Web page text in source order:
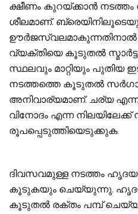
ക്ഷീണം കുറയ്ക്കാന്‍
ശീലമാണ്.
ഊര്‍ജസ്വലമാകുന്നതിനാല്‍
വ്യക്തിയെ കൂടുതല്‍
സ്ഥലവും മാറ്റിയും പുതിയ
നടത്തത്തെ കൂടുതല്‍
അനിവാര്യമാണ്. ചര്യ എന്ന
വിനോദം എന്ന
രൂപപ്പെടുത്തിയെടുക്കുക.
ദിവസവമുള്ള നടത്തം
കൂടുകയും ചെയ്യുന്നു. ഹൃദയം
കൂടുതല്‍ രക്തം പമ്പ്